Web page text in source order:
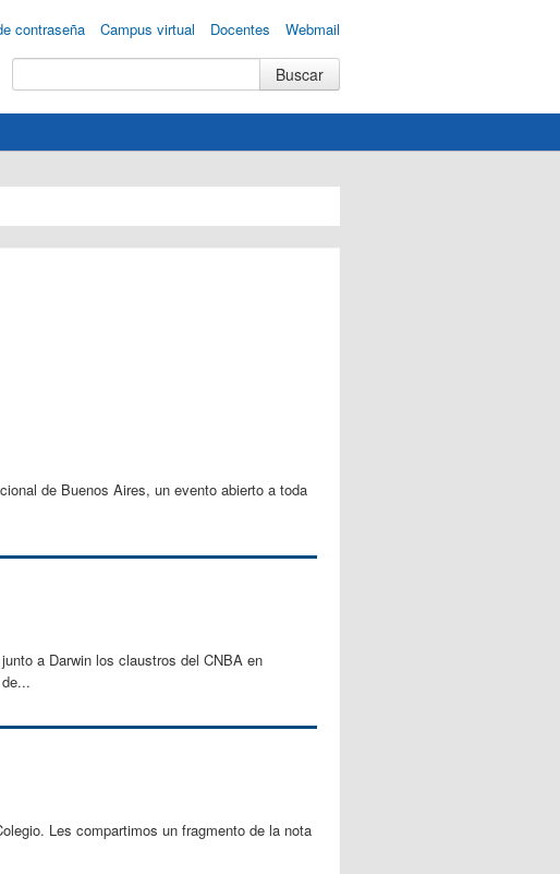
contraseña Campus virtual Docentes Webmail
de Buenos Aires, un evento abierto a toda
a Darwin los claustros del CNBA en
Les compartimos un fragmento de la nota